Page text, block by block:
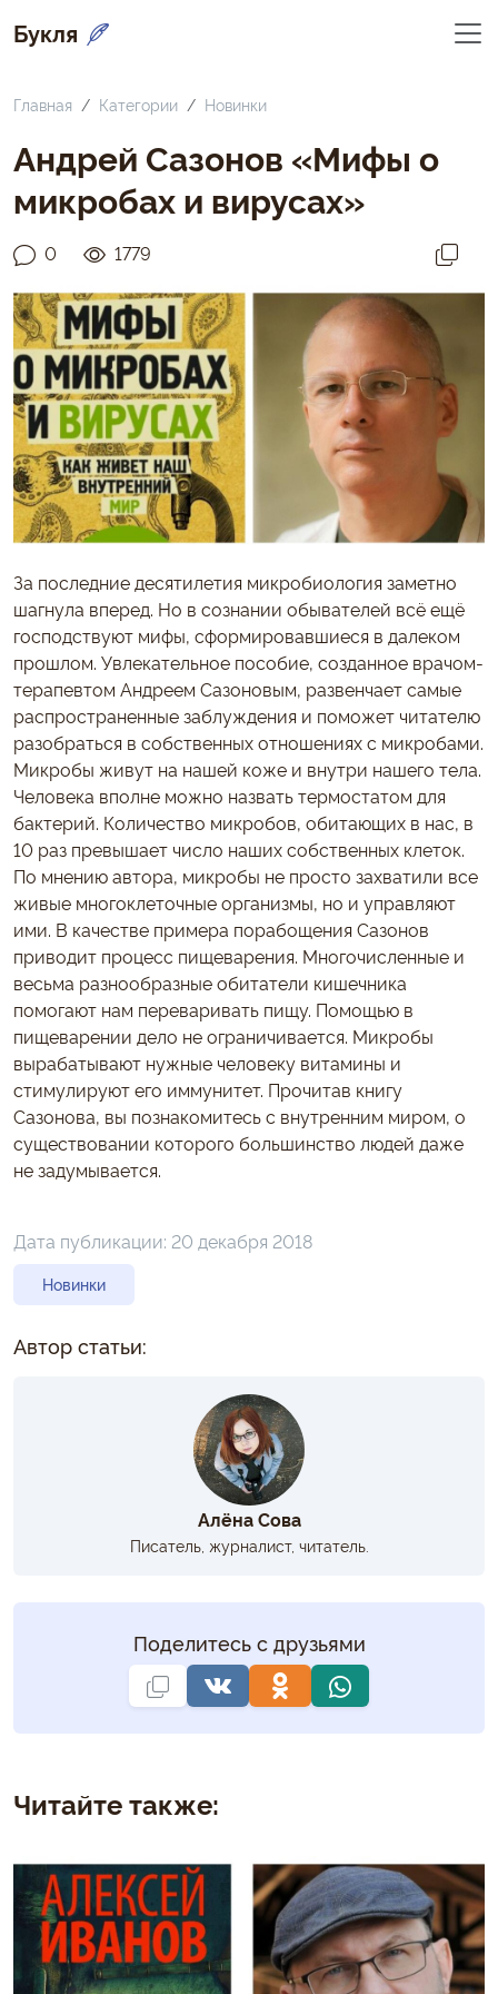
Букля
Главная Категории Новинки
Андрей Сазонов «Мифы о
микробах и вирусах»
0 1779
За последние десятилетия микробиология заметно
шагнула вперед. Но в сознании обывателей всё ещё
господствуют мифы, сформировавшиеся в далеком
прошлом. Увлекательное пособие, созданное врачом-
терапевтом Андреем Сазоновым, развенчает самые
распространенные заблуждения и поможет читателю
разобраться в собственных отношениях с микробами.
Микробы живут на нашей коже и внутри нашего тела.
Человека вполне можно назвать термостатом для
бактерий. Количество микробов, обитающих в нас, в
10 раз превышает число наших собственных клеток.
По мнению автора, микробы не просто захватили все
живые многоклеточные организмы, но и управляют
ими. В качестве примера порабощения Сазонов
приводит процесс пищеварения. Многочисленные и
весьма разнообразные обитатели кишечника
помогают нам переваривать пищу. Помощью в
пищеварении дело не ограничивается. Микробы
вырабатывают нужные человеку витамины и
стимулируют его иммунитет. Прочитав книгу
Сазонова, вы познакомитесь с внутренним миром, о
существовании которого большинство людей даже
не задумывается.
Дата публикации: 20 декабря 2018
Новинки
Автор статьи:
Алёна Сова
Писатель, журналист, читатель.
Поделитесь с друзьями
Читайте также: